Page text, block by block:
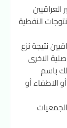
النفطية
نتيجة نزع
الاخرى
باسم
الاطفاء أو